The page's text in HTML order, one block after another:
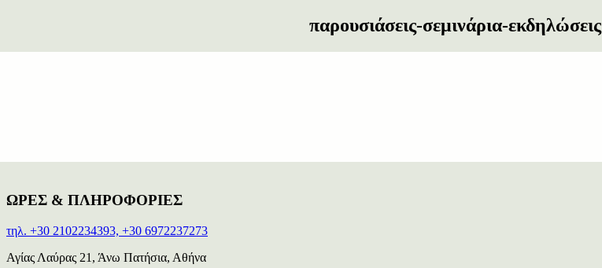
παρουσιάσεις-σεμινάρια-εκδηλώσεις
ΩΡΕΣ & ΠΛΗΡΟΦΟΡΙΕΣ
τηλ. +30 2102234393, +30 6972237273
Αγίας Λαύρας 21, Άνω Πατήσια, Αθήνα